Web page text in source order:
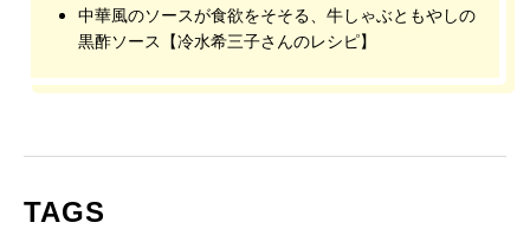
ピ】
中華風のソースが食欲をそそる、牛しゃぶともやしの
黒酢ソース【冷水希三子さんのレシピ】
TAGS